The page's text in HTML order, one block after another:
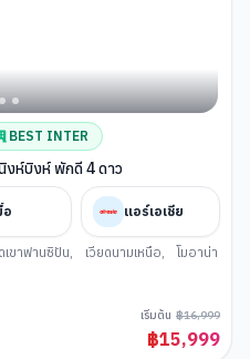
BEST INTER
งห์บิงห์ พักดี 4 ดาว
อ แอร์เอเชีย
เขาฟานซิปัน, เวียดนามเหนือ,
โมอาน่า
เริ่มต้น ฿16,999
฿15,999